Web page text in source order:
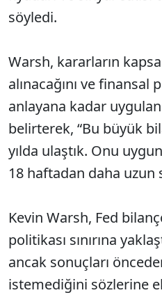
söyledi.
Warsh, kararların
alınacağını ve
anlayana kadar
belirterek, “Bu büyük
yılda ulaştık. Onu
18 haftadan daha uzun
Kevin Warsh, Fed
politikası sınırına
ancak sonuçları
istemediğini sözlerine